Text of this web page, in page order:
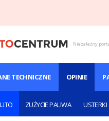
Niezależny
TECHNICZNE OPINIE
ZUŻYCIE PALIWA USTERKI